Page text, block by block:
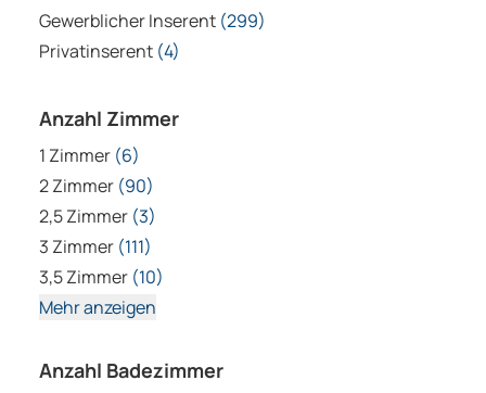
Gewerblicher Inserent (299)
Privatinserent (4)
Anzahl Zimmer
1 Zimmer (6)
2 Zimmer (90)
2,5 Zimmer (3)
3 Zimmer (111)
3,5 Zimmer (10)
Mehr anzeigen
Anzahl Badezimmer